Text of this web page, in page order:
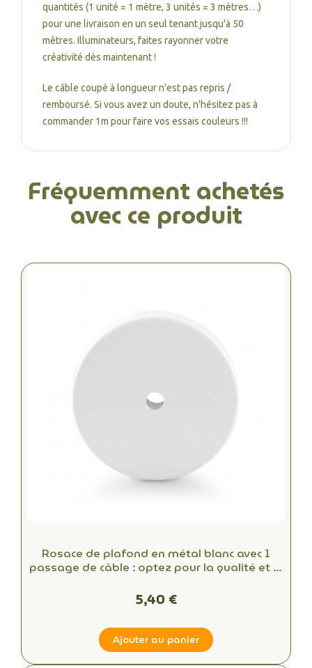
quantités (1 unité = 1 mètre, 3 unités = 3 mètres…)
pour une livraison en un seul tenant jusqu'à 50
mètres. Illuminateurs, faites rayonner votre
créativité dès maintenant !
Le câble coupé à longueur n'est pas repris /
remboursé. Si vous avez un doute, n'hésitez pas à
commander 1m pour faire vos essais couleurs !!!
Fréquemment achetés
avec ce produit
Rosace de plafond en métal blanc avec 1
passage de câble : optez pour la qualité et le
5,40 €
Ajouter au panier